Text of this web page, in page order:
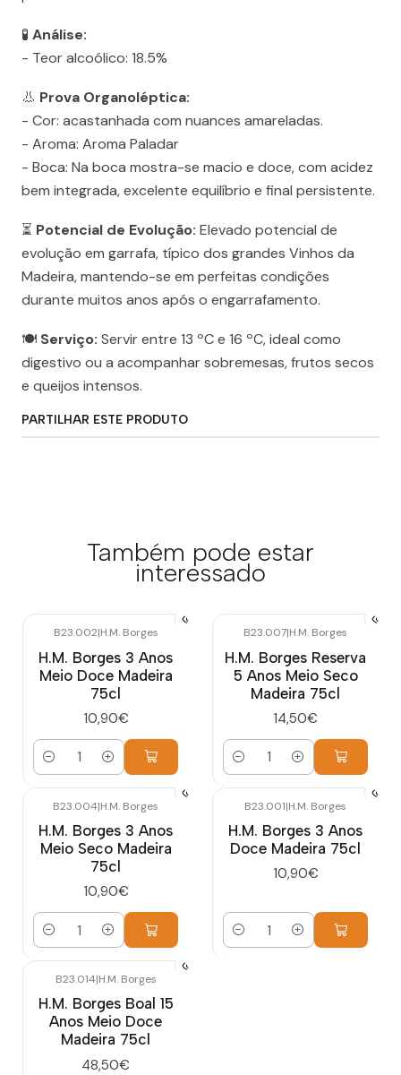
🧪 Análise:
- Teor alcoólico: 18.5%
👃 Prova Organoléptica:
- Cor: acastanhada com nuances amareladas.
- Aroma: Aroma Paladar
- Boca: Na boca mostra-se macio e doce, com acidez
bem integrada, excelente equilíbrio e final persistente.
⏳ Potencial de Evolução: Elevado potencial de
evolução em garrafa, típico dos grandes Vinhos da
Madeira, mantendo-se em perfeitas condições
durante muitos anos após o engarrafamento.
🍽️ Serviço: Servir entre 13 ºC e 16 ºC, ideal como
digestivo ou a acompanhar sobremesas, frutos secos
e queijos intensos.
PARTILHAR ESTE PRODUTO
Também pode estar
interessado
B23.002|H.M. Borges
H.M. Borges 3 Anos
Meio Doce Madeira
75cl
10,90€
Quantidade
B23.007|H.M. Borges
H.M. Borges Reserva
5 Anos Meio Seco
Madeira 75cl
14,50€
Quantidade
B23.004|H.M. Borges
H.M. Borges 3 Anos
Meio Seco Madeira
75cl
10,90€
Quantidade
B23.001|H.M. Borges
H.M. Borges 3 Anos
Doce Madeira 75cl
10,90€
Quantidade
B23.014|H.M. Borges
H.M. Borges Boal 15
Anos Meio Doce
Madeira 75cl
48,50€